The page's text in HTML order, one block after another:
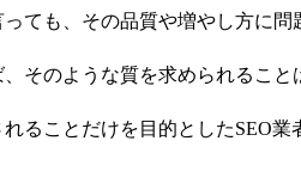
ても、その品質や増やし方に
そのような質を求められること
ることだけを目的としたSEO